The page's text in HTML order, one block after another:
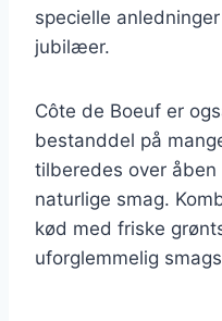
specielle
jubilæer.
Côte de Boeuf er
bestanddel på
tilberedes over
naturlige smag.
kød med friske
uforglemmelig